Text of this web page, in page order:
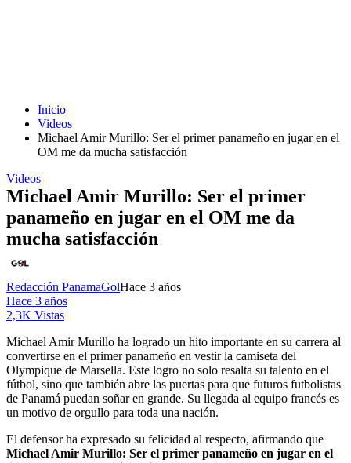
Inicio
Videos
Michael Amir Murillo: Ser el primer panameño en jugar en el
OM me da mucha satisfacción
Videos
Michael Amir Murillo: Ser el primer
panameño en jugar en el OM me da
mucha satisfacción
Redacción PanamaGolHace 3 años
Hace 3 años
2,3K Vistas
Michael Amir Murillo ha logrado un hito importante en su carrera al
convertirse en el primer panameño en vestir la camiseta del
Olympique de Marsella. Este logro no solo resalta su talento en el
fútbol, sino que también abre las puertas para que futuros futbolistas
de Panamá puedan soñar en grande. Su llegada al equipo francés es
un motivo de orgullo para toda una nación.
El defensor ha expresado su felicidad al respecto, afirmando que
Michael Amir Murillo: Ser el primer panameño en jugar en el